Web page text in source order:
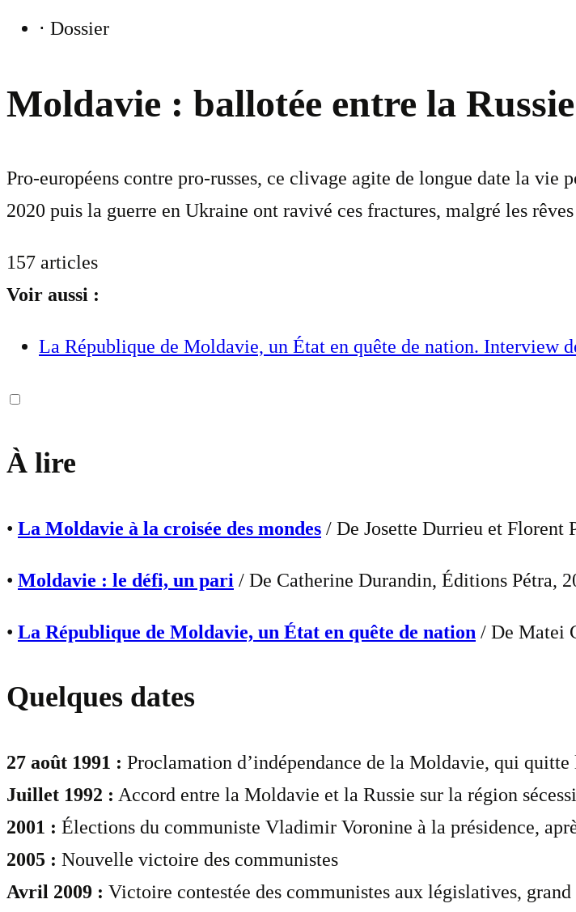
⋅ Dossier
Moldavie : ballotée entre la
Pro-européens contre pro-russes, ce clivage agite de longue date la
2020 puis la guerre en Ukraine ont ravivé ces fractures, malgré les
157 articles
Voir aussi :
La République de Moldavie, un État en quête de nation. Interview
À lire
• La Moldavie à la croisée des mondes / De Josette Durrieu et Florent
• Moldavie : le défi, un pari / De Catherine Durandin, Éditions Pétra,
• La République de Moldavie, un État en quête de nation / De Matei
Quelques dates
27 août 1991 : Proclamation d’indépendance de la Moldavie, qui quitte
Juillet 1992 : Accord entre la Moldavie et la Russie sur la région
2001 : Élections du communiste Vladimir Voronine à la présidence,
2005 : Nouvelle victoire des communistes
Avril 2009 : Victoire contestée des communistes aux législatives,